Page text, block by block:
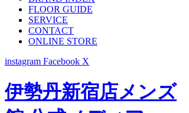
FLOOR GUIDE
SERVICE
CONTACT
ONLINE STORE
instagram Facebook X
伊勢丹新宿店メンズ